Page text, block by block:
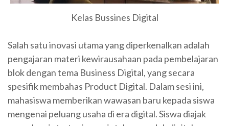
Kelas Bussines Digital
Salah satu inovasi utama yang diperkenalkan adalah
pengajaran materi kewirausahaan pada pembelajaran
blok dengan tema Business Digital, yang secara
spesifik membahas Product Digital. Dalam sesi ini,
mahasiswa memberikan wawasan baru kepada siswa
mengenai peluang usaha di era digital. Siswa diajak